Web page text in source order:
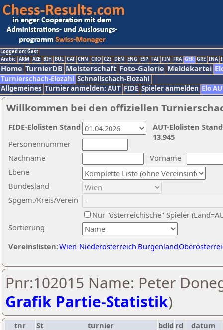
Logged on: Gast
Arabic ARM AZE BIH BUL CAT CHN CRO CZE DEN ENG ESP FAI FIN FRA GER GRE INA
Home TurnierDB Meisterschaft Foto-Galerie Meldekartei
Turnierschach-Elozahl Schnellschach-Elozahl
Allgemeines Turnier anmelden: AUT FIDE Spieler anmelden Elo
Willkommen bei den offiziellen
Nachname
Vorname
Ebene
Sortierung
Personennummer
Bundesland
Spgem./Kreis/Verein
Nur "österreichische" Spieler
Vereinslisten:Wien Niederösterreich Burgenland
AUT-Elolisten
13.945
FIDE-Elolisten Stand
Pnr:102015 Name: Peter
Grafik Partie-Statistik)
tnr St turnier bdld rd
datum